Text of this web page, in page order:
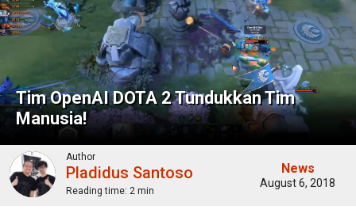
Tim OpenAI DOTA 2 Tundukkan Tim
Manusia!
Author
Pladidus Santoso
Reading time: 2 min
News
August 6, 2018